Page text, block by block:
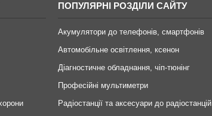
ПОПУЛЯРНІ РОЗДІЛИ САЙТУ
Акумулятори до телефонів, смартфонів
Автомобільне освітлення, ксенон
Діагностичне обладнання, чіп-тюнінг
Професійні мультиметри
Радіостанції та аксесуари до радіостанцій